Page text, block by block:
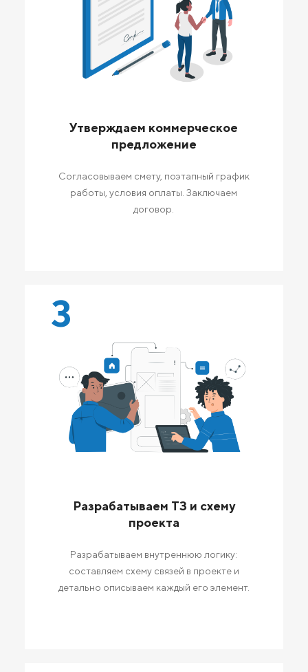
Утверждаем коммерческое
предложение
Согласовываем смету, поэтапный график
работы, условия оплаты. Заключаем
договор.
3
Разрабатываем ТЗ и схему
проекта
Разрабатываем внутреннюю логику:
составляем схему связей в проекте и
детально описываем каждый его элемент.